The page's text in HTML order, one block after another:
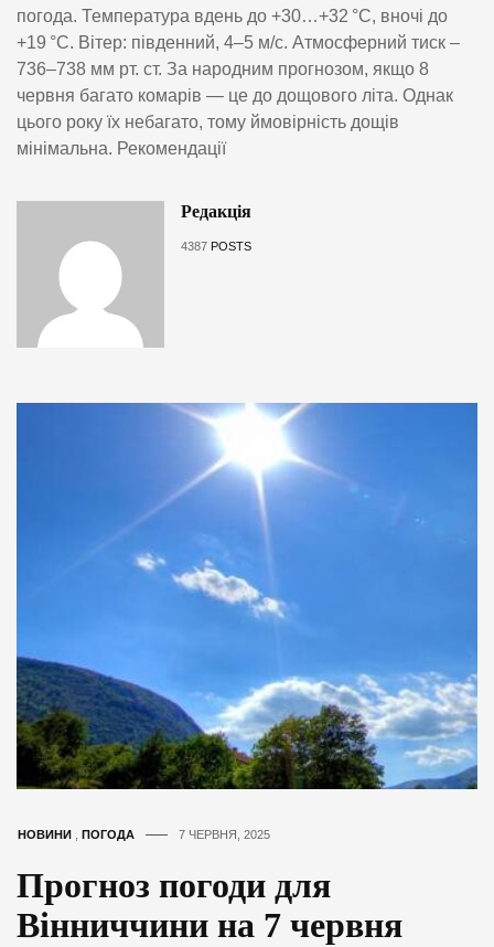
погода. Температура вдень до +30…+32 °C, вночі до
+19 °C. Вітер: південний, 4–5 м/с. Атмосферний тиск –
736–738 мм рт. ст. За народним прогнозом, якщо 8
червня багато комарів — це до дощового літа. Однак
цього року їх небагато, тому ймовірність дощів
мінімальна. Рекомендації
Редакція
4387 POSTS
НОВИНИ , ПОГОДА 7 ЧЕРВНЯ, 2025
Прогноз погоди для
Вінниччини на 7 червня